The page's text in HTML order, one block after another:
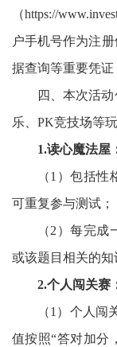
（https://
户手机号作为注
据查询等重要凭证
四、本次活
乐、 PK竞技场等
1.读心魔法屋
（1）包括性
可重复参与测试；
（2）每完成
或该题目相关的知
2.个人闯关赛
（1）个人闯
值按照“答对加分